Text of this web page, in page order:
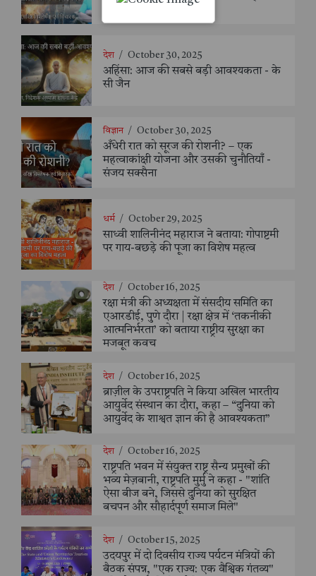
देश / October 30, 2025
अहिंसा: आज की सबसे बड़ी आवश्यकता - के
सी जैन
विज्ञान / October 30, 2025
अँधेरी रात को सूरज की रोशनी? – एक
महत्वाकांक्षी योजना और उसकी चुनौतियाँ -
संजय सक्सैना
धर्म / October 29, 2025
साध्वी शालिनीनंद महाराज ने बताया: गोपाष्टमी
पर गाय-बछड़े की पूजा का विशेष महत्व
देश / October 16, 2025
रक्षा मंत्री की अध्यक्षता में संसदीय समिति का
एआरडीई, पुणे दौरा | रक्षा क्षेत्र में ‘तकनीकी
आत्मनिर्भरता’ को बताया राष्ट्रीय सुरक्षा का
मजबूत कवच
देश / October 16, 2025
ब्राज़ील के उपराष्ट्रपति ने किया अखिल भारतीय
आयुर्वेद संस्थान का दौरा, कहा – “दुनिया को
आयुर्वेद के शाश्वत ज्ञान की है आवश्यकता”
देश / October 16, 2025
राष्ट्रपति भवन में संयुक्त राष्ट्र सैन्य प्रमुखों की
भव्य मेज़बानी, राष्ट्रपति मुर्मु ने कहा - "शांति
ऐसा बीज बने, जिससे दुनिया को सुरक्षित
बचपन और सौहार्दपूर्ण समाज मिले"
देश / October 15, 2025
उदयपुर में दो दिवसीय राज्य पर्यटन मंत्रियों की
बैठक संपन्न, "एक राज्य: एक वैश्विक गंतव्य"